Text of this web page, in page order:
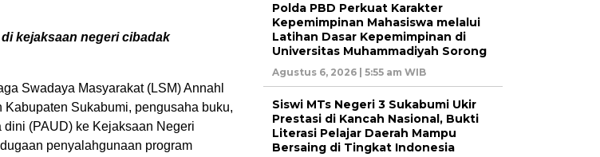
kejaksaan negeri cibadak
Swadaya Masyarakat (LSM) Annahl
Sukabumi, pengusaha buku,
(PAUD) ke Kejaksaan Negeri
penyalahgunaan program
Polda PBD Perkuat Karakter
Kepemimpinan Mahasiswa melalui
Latihan Dasar Kepemimpinan di
Universitas Muhammadiyah Sorong
Agustus 6, 2026 | 5:55 am WIB
Siswi MTs Negeri 3 Sukabumi Ukir
Prestasi di Kancah Nasional, Bukti
Literasi Pelajar Daerah Mampu
Bersaing di Tingkat Indonesia